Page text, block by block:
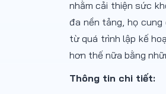
nhằm cải thiện sức
đa nền tảng, họ cung
từ quá trình lập kế
hơn thế nữa bằng
Thông tin chi tiết: